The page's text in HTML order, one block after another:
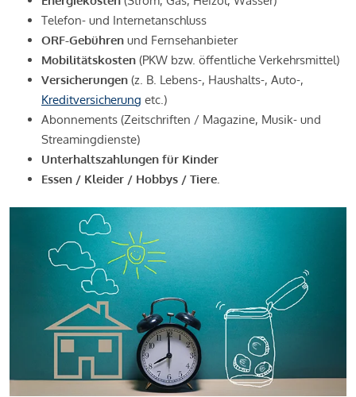
Telefon- und Internetanschluss
ORF-Gebühren und Fernsehanbieter
Mobilitätskosten (PKW bzw. öffentliche Verkehrsmittel)
Versicherungen (z. B. Lebens-, Haushalts-, Auto-,
Kreditversicherung etc.)
Abonnements (Zeitschriften / Magazine, Musik- und
Streamingdienste)
Unterhaltszahlungen für Kinder
Essen / Kleider / Hobbys / Tiere.